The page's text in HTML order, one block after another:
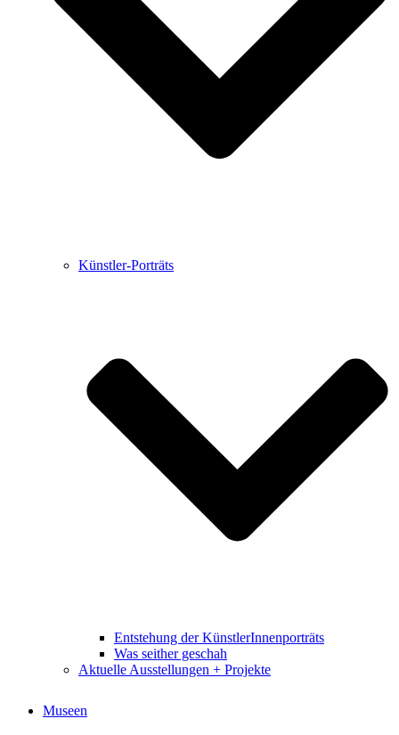
Buchbesprechungen von Harald Schwiers
Haralds Streifzüge
Hörtipps von Harald Schwiers
Kunstausflüge mit Sigrid Balke
Marc Peschke – Out of The Länd
Buchtipps von Uli Rothfuss
Künstler-Porträts
Entstehung der KünstlerInnenporträts
Was seither geschah
Aktuelle Ausstellungen + Projekte
Museen